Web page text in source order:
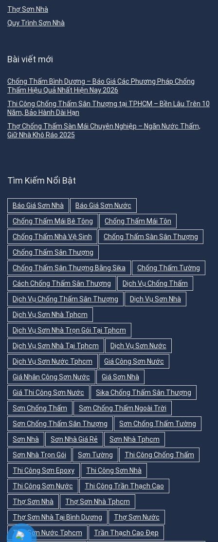
Thợ Sơn Nhà
Quy Trình Sơn Nhà
Bài viết mới
Chống Thấm Bình Dương – Báo Giá Các Phương Pháp Chống
Thấm Hiệu Quả Nhất Hiện Nay 2026
Thi Công Chống Thấm Sân Thượng tại TPHCM – Bền Lâu Trên 10
Năm, Bảo Hành Dài Hạn
Thợ Chống Thấm Sàn Mái Chuyên Nghiệp – Ngăn Nước Thấm,
Giữ Nhà Khô Ráo 2025
Tìm Kiếm Nổi Bật
Báo Giá Sơn Nhà
Báo Giá Sơn Nước
Chống Thấm Mái Bê Tông
Chống Thấm Mái Tôn
Chống Thấm Nhà Vệ Sinh
Chống Thấm Sàn Sân Thượng
Chống Thấm Sân Thượng
Chống Thấm Sân Thượng Bằng Sika
Chống Thấm Tường
Cách Chống Thấm Sân Thượng
Dịch Vụ Chống Thấm
Dịch Vụ Chống Thấm Sân Thượng
Dịch Vụ Sơn Nhà
Dịch Vụ Sơn Nhà Tphcm
Dịch Vụ Sơn Nhà Trọn Gói Tại Tphcm
Dịch Vụ Sơn Nhà Tại Tphcm
Dịch Vụ Sơn Nước
Dịch Vụ Sơn Nước Tphcm
Giá Công Sơn Nước
Giá Nhân Công Sơn Nước
Giá Sơn Nhà
Giá Thi Công Sơn Nước
Sika Chống Thấm Sân Thượng
Sơn Chống Thấm
Sơn Chống Thấm Ngoài Trời
Sơn Chống Thấm Sân Thượng
Sơn Chống Thấm Tường
Sơn Nhà
Sơn Nhà Giá Rẻ
Sơn Nhà Tphcm
Sơn Nhà Trọn Gói
Sơn Tường
Thi Công Chống Thấm
Thi Công Sơn Epoxy
Thi Công Sơn Nhà
Thi Công Sơn Nước
Thi Công Trần Thạch Cao
Thợ Sơn Nhà
Thợ Sơn Nhà Tphcm
Thợ Sơn Nhà Tại Bình Dương
Thợ Sơn Nước
Thợ Sơn Nước Tphcm
Trần Thạch Cao Đẹp